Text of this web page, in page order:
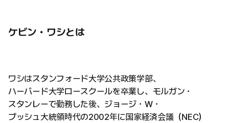
ケビン・ワシとは
ワシはスタンフォード大学公共政策学部、
ハーバード大学ロースクールを卒業し、モルガン・
スタンレーで勤務した後、ジョージ・W・
ブッシュ大統領時代の2002年に国家経済会議（NEC）